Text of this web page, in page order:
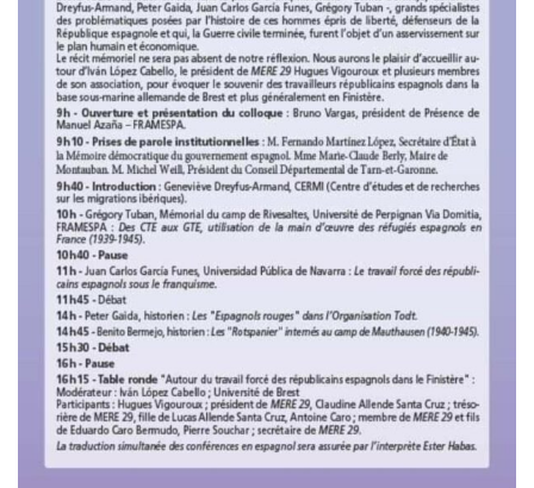
Bibliografías
Biblioteca
Catálogo Biblioteca
Catálogo Hemeroteca
Fondo Mario J. Bonilla
Biblioteca-Novedades
Publicaciones destacadas de nuestra hemeroteca
Noticias
Tienda